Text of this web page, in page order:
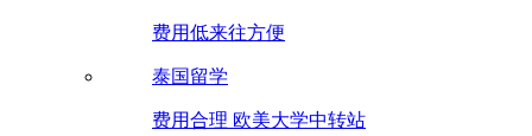
费用低来往方便
泰国留学
费用合理 欧美大学中转站